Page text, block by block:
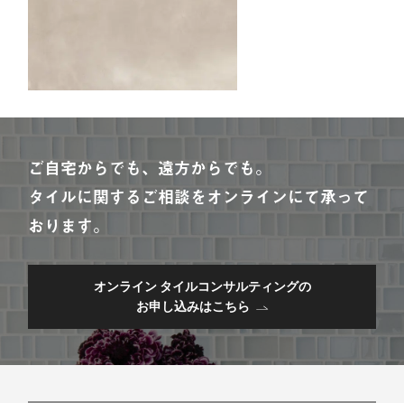
ご自宅からでも、遠方からでも。
タイルに関するご相談をオンラインにて承って
おります。
オンライン タイルコンサルティングの
お申し込みはこちら